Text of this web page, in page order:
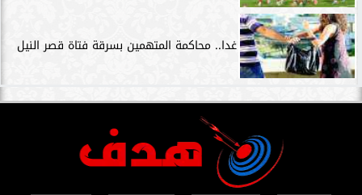
غدا.. محاكمة المتهمين بسرقة فتاة قصر النيل